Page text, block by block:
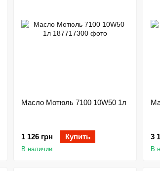
Масло Мотюль 7100 10W50 1л
1 126 грн Купить
В наличии
3
В